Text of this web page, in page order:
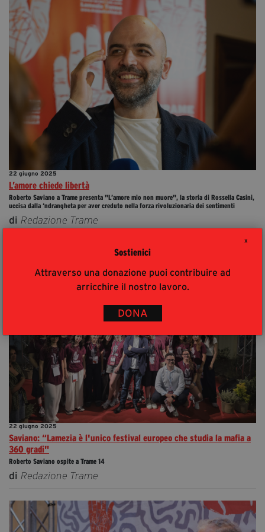
X
Sostienici
Attraverso una donazione puoi contribuire ad
arricchire il nostro lavoro.
DONA
22 giugno 2025
L’amore chiede libertà
Roberto Saviano a Trame presenta "L’amore mio non muore", la storia di Rossella Casini,
uccisa dalla ‘ndrangheta per aver creduto nella forza rivoluzionaria dei sentimenti
di Redazione Trame
22 giugno 2025
Saviano: “Lamezia è l'unico festival europeo che studia la mafia a
360 gradi"
Roberto Saviano ospite a Trame 14
di Redazione Trame